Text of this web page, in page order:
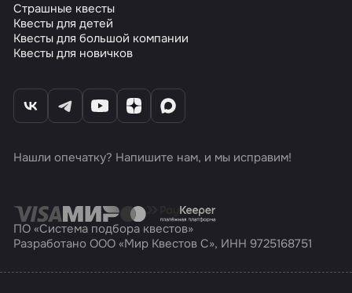
Страшные квесты
Квесты для детей
Квесты для большой компании
Квесты для новичков
Нашли опечатку? Напишите нам, и мы исправим!
ПО «Система подбора квестов»
Разработано ООО «Мир Квестов С», ИНН 9725168751